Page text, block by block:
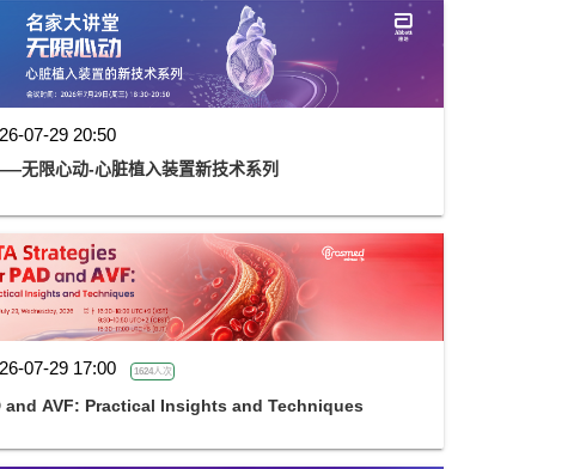
07-29 20:50
无限心动-心脏植入装置新技术系列
07-29 17:00 1624人次
and AVF: Practical Insights and Techniques